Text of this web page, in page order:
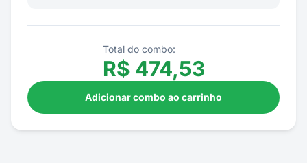
Total do combo:
R$ 474,53
Adicionar combo ao carrinho